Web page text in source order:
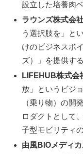
設立した培養肉
ラウンズ株式会
う選択肢を」と
けのビジネスボ
ズ）」を提供す
LIFEHUB株式会
放」というビジ
（乗り物）の開
ロダクトとして
子型モビリティ
由風BIOメディ